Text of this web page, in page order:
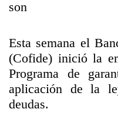
son
Esta semana el
(Cofide) inició la
Programa de
aplicación de la
deudas.